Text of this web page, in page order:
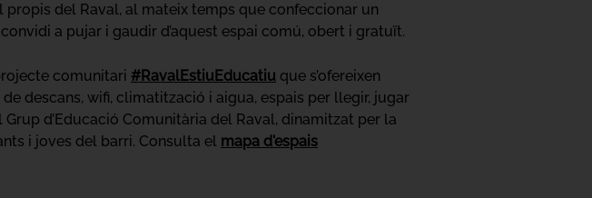
del Raval, al mateix temps que confeccionar un
a pujar i gaudir d’aquest espai comú, obert i gratuït.
comunitari #RavalEstiuEducatiu que s’ofereixen
descans, wifi, climatització i aigua, espais per llegir, jugar
d’Educació Comunitària del Raval, dinamitzat per la
i joves del barri. Consulta el mapa d'espais